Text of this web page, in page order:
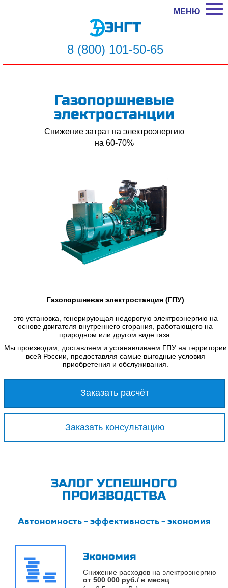
МЕНЮ
ЭНГТ
8 (800) 101-50-65
Газопоршневые
электростанции
Снижение затрат на электроэнергию
на 60-70%
Газопоршневая электростанция (ГПУ)
это установка, генерирующая недорогую электроэнергию на
основе двигателя внутреннего сгорания, работающего на
природном или другом виде газа.
Мы производим, доставляем и устанавливаем ГПУ на территории
всей России, предоставляя самые выгодные условия
приобретения и обслуживания.
Заказать расчёт
Заказать консультацию
ЗАЛОГ УСПЕШНОГО
ПРОИЗВОДСТВА
Автономность - эффективность - экономия
Экономия
Снижение расходов на электроэнергию
от 500 000 руб./ в месяц